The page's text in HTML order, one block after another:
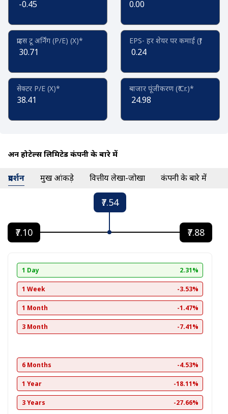
-0.45 0.00
प्राइस टू अर्निंग (P/E) (X)*
30.71
EPS- हर शेयर पर कमाई (₹)
0.24
सेक्टर P/E (X)*
38.41
बाजार पूंजीकरण (₹ Cr.)*
24.98
अरुन होटेल्स लिमिटेड कंपनी के बारे में
प्रदर्शन प्रमुख आंकड़े वित्तीय लेखा-जोखा कंपनी के बारे में
₹7.54
₹7.10 ₹7.88
1 Day 2.31%
1 Week -3.53%
1 Month -1.47%
3 Month -7.41%
6 Months -4.53%
1 Year -18.11%
3 Years -27.66%